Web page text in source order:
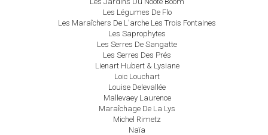
Les Légumes De Flo
Les Maraîchers De L'arche Les Trois Fontaines
Les Saprophytes
Les Serres De Sangatte
Les Serres Des Prés
Lienart Hubert & Lysiane
Loic Louchart
Louise Delevallée
Mallevaey Laurence
Maraîchage De La Lys
Michel Rimetz
Naïa